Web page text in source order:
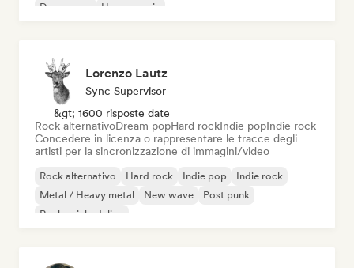
Dream pop
House music
Lorenzo Lautz
Sync Supervisor
&gt; 1600 risposte date
Rock alternativoDream popHard rockIndie popIndie rock
Concedere in licenza o rappresentare le tracce degli
artisti per la sincronizzazione di immagini/video
Rock alternativo Hard rock Indie pop
Indie rock
Metal / Heavy metal
New wave
Post punk
Rock psichedelico